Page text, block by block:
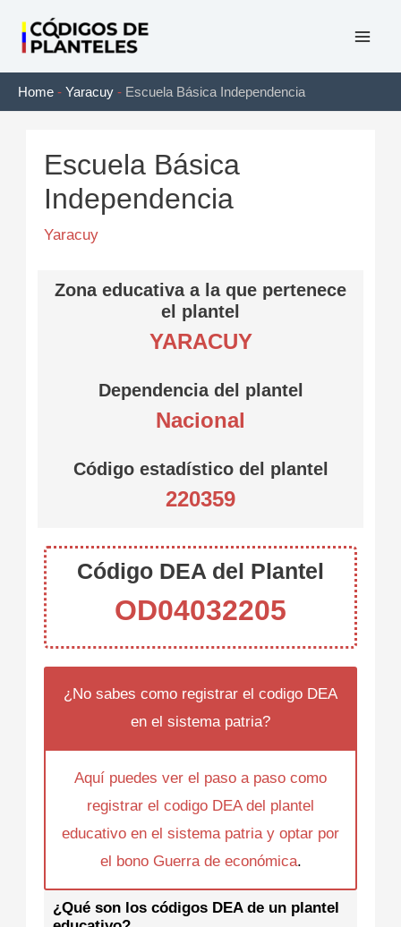
contenido
Home - Yaracuy - Escuela Básica Independencia
Escuela Básica
Independencia
Yaracuy
Zona educativa a la que pertenece
el plantel
YARACUY
Dependencia del plantel
Nacional
Código estadístico del plantel
220359
Código DEA del Plantel
OD04032205
¿No sabes como registrar el codigo DEA
en el sistema patria?
Aquí puedes ver el paso a paso como
registrar el codigo DEA del plantel
educativo en el sistema patria y optar por
el bono Guerra de económica.
¿Qué son los códigos DEA de un plantel